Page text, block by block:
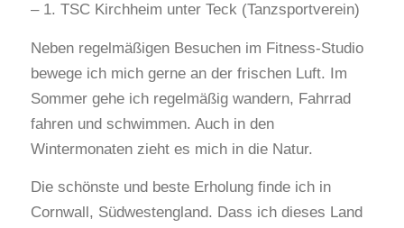
– 1. TSC Kirchheim unter Teck (Tanzsportverein)
Neben regelmäßigen Besuchen im Fitness-Studio
bewege ich mich gerne an der frischen Luft. Im
Sommer gehe ich regelmäßig wandern, Fahrrad
fahren und schwimmen. Auch in den
Wintermonaten zieht es mich in die Natur.
Die schönste und beste Erholung finde ich in
Cornwall, Südwestengland. Dass ich dieses Land